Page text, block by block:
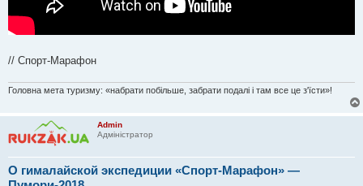
// Спорт-Марафон
Головна мета туризму: «набрати побільше, забрати подалі і там все це з'їсти»!
Admin
Адміністратор
О гималайской экспедиции «Спорт-Марафон» —